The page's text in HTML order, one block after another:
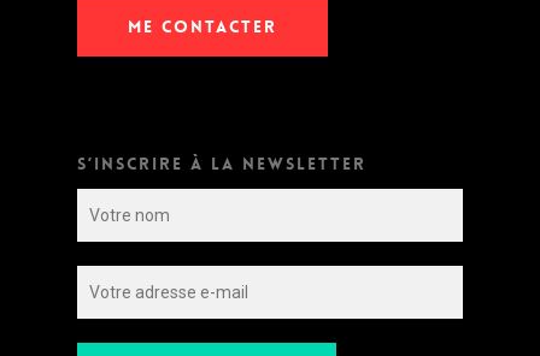
ME CONTACTER
S’INSCRIRE À LA NEWSLETTER